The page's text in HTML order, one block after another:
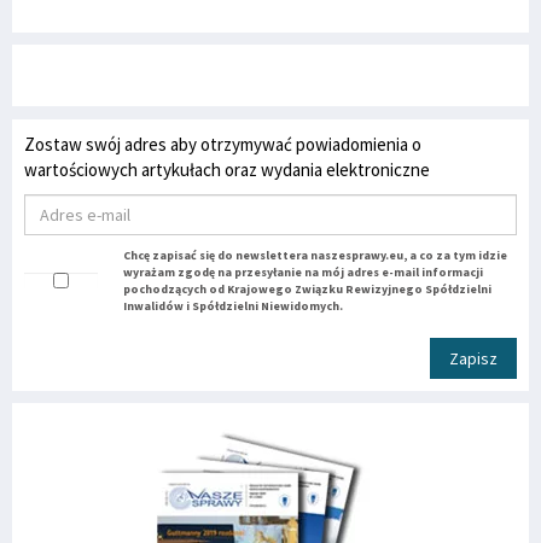
Zostaw swój adres aby otrzymywać powiadomienia o
wartościowych artykułach oraz wydania elektroniczne
Chcę zapisać się do newslettera naszesprawy.eu, a co za tym idzie
wyrażam zgodę na przesyłanie na mój adres e-mail informacji
pochodzących od Krajowego Związku Rewizyjnego Spółdzielni
Inwalidów i Spółdzielni Niewidomych.
Zapisz